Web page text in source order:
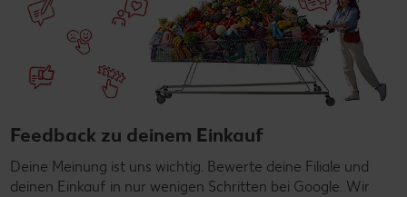
Feedback zu deinem Einkauf
Deine Meinung ist uns wichtig. Bewerte deine Filiale und
deinen Einkauf in nur wenigen Schritten bei Google. Wir